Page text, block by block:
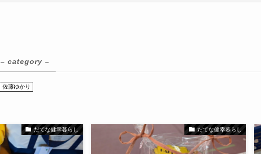
– category –
佐藤ゆかり
だてな健幸暮らし だてな健幸暮らし